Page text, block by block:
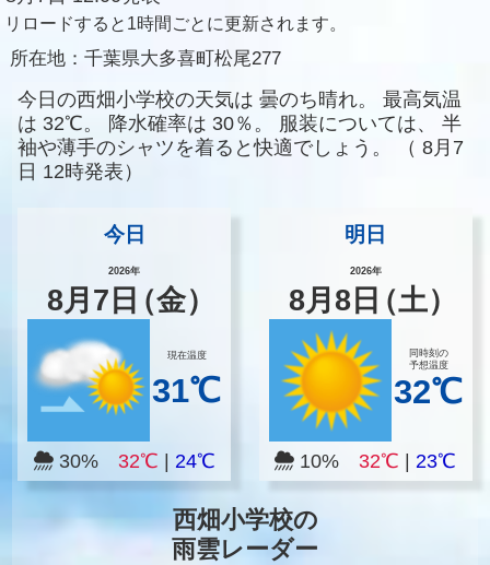
リロードすると1時間ごとに更新されます。
所在地： 千葉県大多喜町松尾277
今日の西畑小学校の天気は 曇のち晴れ。
最高気温
は 32℃。 降水確率は 30％。 服装については、
半
袖や薄手のシャツを着ると快適でしょう。
（ 8月7
日 12時発表）
今日
2026年
8月 7 日（金）
現在温度
31℃
30% 32℃ 24℃
明日
2026年
8月8 日（土）
同時刻の
予想温度
32℃
10%32℃ |23℃
西畑小学校の
雨雲レーダー